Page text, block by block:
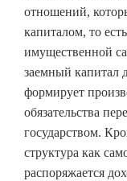
отношений,
капиталом, то
имущественной
заемный капитал
формирует
обязательства
государством.
структура как
распоряжается